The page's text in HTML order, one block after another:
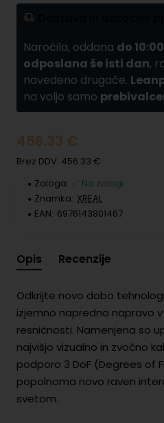
Naročila, oddana do
odposlana še isti dan,
navedeno drugače.
na voljo samo
456.33 €
Brez DDV: 456.33 €
Zaloga:
✅ Na zalogi
Znamka: XREAL
EAN: 6976143801467
Opis Recenzije
Odkrijte novo dobo
izjemno napredno napravo
resničnosti. Namenjena so
najvišjo vizualno in zvočno
podporo 3 DoF (Degrees of
popolnoma novo raven
svetom.